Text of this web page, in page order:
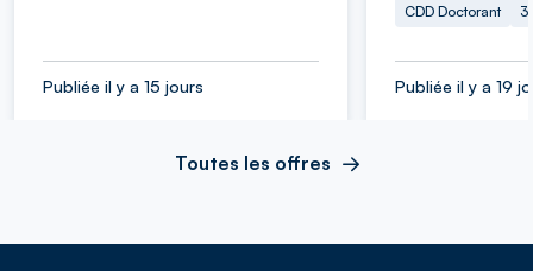
Publiée il y a 15 jours
CDD Doctorant
Publiée il y a 19
Toutes les offres